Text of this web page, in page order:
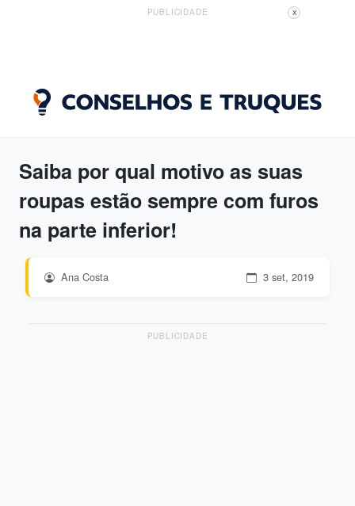
PUBLICIDADE X
Saiba por qual motivo as suas
roupas estão sempre com furos
na parte inferior!
Ana Costa 3 set, 2019
PUBLICIDADE